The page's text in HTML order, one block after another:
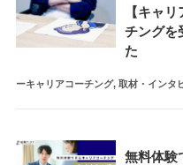
【キャ
チングを
た
ーキャリアコーチング, 取材・インタ
無料体験